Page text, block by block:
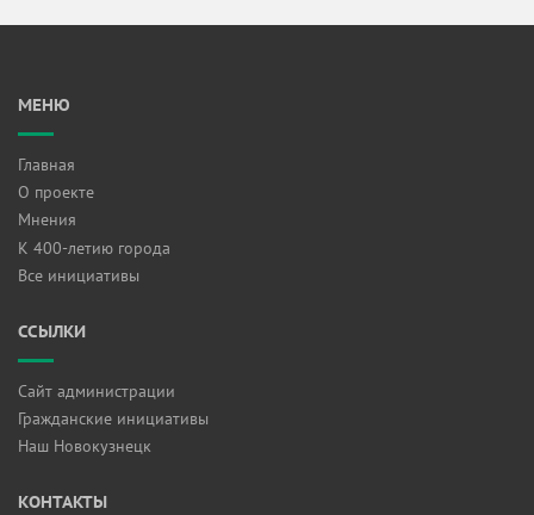
МЕНЮ
Главная
О проекте
Мнения
К 400-летию города
Все инициативы
ССЫЛКИ
Сайт администрации
Гражданские инициативы
Наш Новокузнецк
КОНТАКТЫ